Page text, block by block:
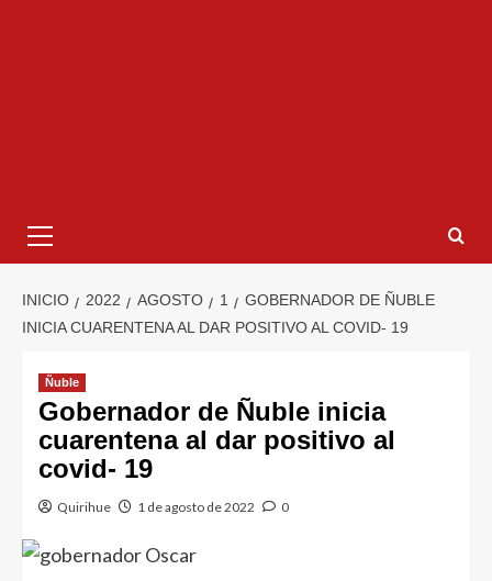
INICIO 2022 AGOSTO 1
GOBERNADOR DE ÑUBLE
INICIA CUARENTENA AL DAR POSITIVO AL COVID- 19
Ñuble
Gobernador de Ñuble inicia
cuarentena al dar positivo al
covid- 19
Quirihue 1 de agosto de 2022 0